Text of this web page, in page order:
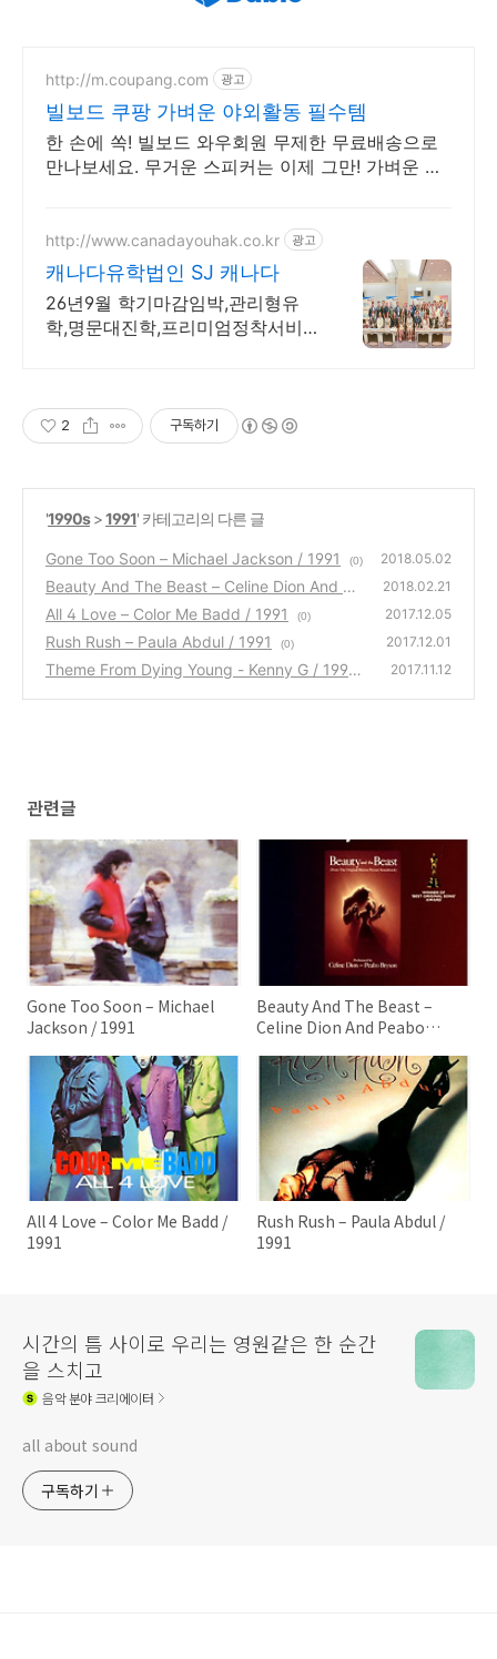
http://m.coupang.com 광고
빌보드 쿠팡 가벼운 야외활동 필수템
한 손에 쏙! 빌보드 와우회원 무제한 무료배송으로
만나보세요. 무거운 스피커는 이제 그만! 가벼운 미
http://www.canadayouhak.co.kr 광고
캐나다유학법인 SJ 캐나다
26년9월 학기마감임박,관리형유
학,명문대진학,프리미엄정착서비
2 구독하기
'1990s>1991' 카테고리의 다른 글
Gone Too Soon – Michael Jackson / 1991 (0) 2018.05.02
Beauty And The Beast – Celine Dion And Pe
abo Bryson / 1991
(0)
2018.02.21
All 4 Love – Color Me Badd / 1991 (0) 2017.12.05
Rush Rush – Paula Abdul / 1991 (0) 2017.12.01
Theme From Dying Young - Kenny G / 1991 2017.11.12
관련글
Gone Too Soon – Michael
Jackson / 1991
Beauty And The Beast –
Celine Dion And Peabo
All 4 Love – Color Me Badd /
1991
Rush Rush – Paula Abdul /
1991
시간의 틈 사이로 우리는 영원같은 한 순간
을 스치고
음악분야 크리에이터
all about sound
구독하기